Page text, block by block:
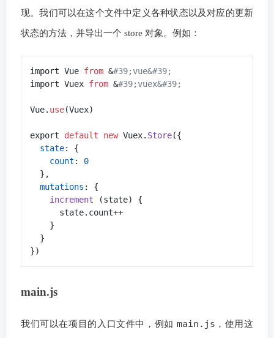
现。我们可以在这个文件中定义各种状态以及对应的更新
状态的方法，并导出一个 store 对象。例如：
import Vue from &#39;vue&#39;
import Vuex from &#39;vuex&#39;
Vue. use(Vuex)
export default new Vuex. Store
state
count : 0
mutations : {
increment
(state) {
state.count++
}
}
})
main.js
我们可以在项目的入口文件中，例如 main.js ，使用这